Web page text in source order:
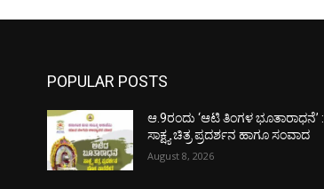
POPULAR POSTS
ಆ.9ರಂದು ‘ಆಟಿ ತಿಂಗಳ ಭೂತಾರಾಧನೆ’ :
ಸಾಕ್ಷ್ಯ ಚಿತ್ರ ಪ್ರದರ್ಶನ ಹಾಗೂ ಸಂವಾದ
August 8, 2026